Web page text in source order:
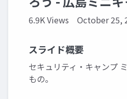
6.9K Views October 25,
スライド概要
セキュリティ・キャンプ
もの。